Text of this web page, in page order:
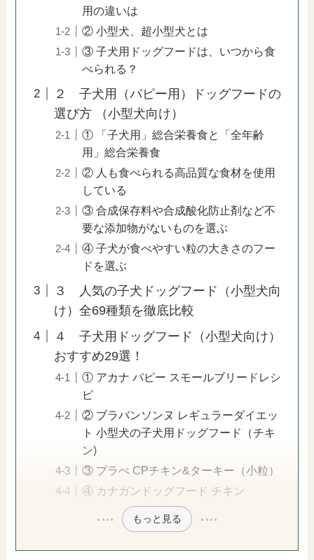
用の違いは
② 小型犬、超小型犬とは
③ 子犬用ドッグフードは、いつから食
べられる？
２ 子犬用（パピー用）ドッグフードの
選び方 （小型犬向け）
① 「子犬用」総合栄養食と「全年齢
用」総合栄養食
② 人も食べられる高品質な食材を使用
している
③ 合成保存料や合成酸化防止剤など不
要な添加物がないものを選ぶ
④ 子犬が食べやすい粒の大きさのフー
ドを選ぶ
３ 人気の子犬ドッグフード（小型犬向
け）全69種類を徹底比較
４ 子犬用ドッグフード（小型犬向け）
おすすめ29選！
① アカナ パピー スモールブリードレシ
ピ
② ブラバンソンヌ レギュラーダイエッ
ト 小型犬の子犬用ドッグフード（チキ
ン)
③ プラぺ CPチキン&ターキー（小粒）
④ カナガンドッグフード チキン
もっと見る